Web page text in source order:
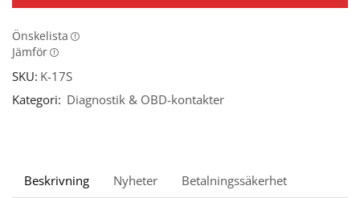
Önskelista
Jämför
SKU: K-17S
Kategori: Diagnostik & OBD-kontakter
Beskrivning Nyheter Betalningssäkerhet